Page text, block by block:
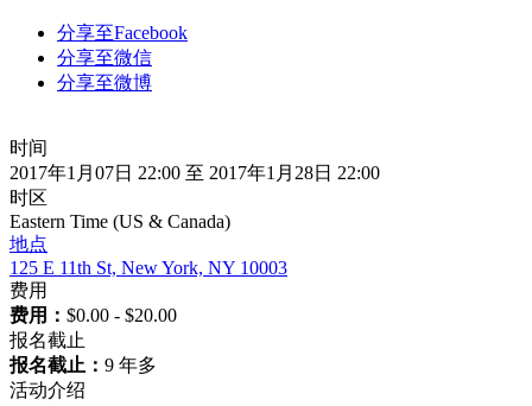
分享至Facebook
分享至微信
分享至微博
时间
2017年1月07日 22:00 至 2017年1月28日 22:00
时区
Eastern Time (US & Canada)
地点
125 E 11th St, New York, NY 10003
费用
费用： $0.00 - $20.00
报名截止
报名截止： 9 年多
活动介绍